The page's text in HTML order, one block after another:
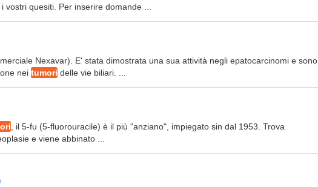
quesiti. Per inserire domande ...
Nexavar). E' stata dimostrata una sua attività negli epatocarcinomi e sono
nei tumori delle vie biliari. ...
, il 5-fu (5-fluorouracile) è il più "anziano", impiegato sin dal 1953. Trova
e viene abbinato ...